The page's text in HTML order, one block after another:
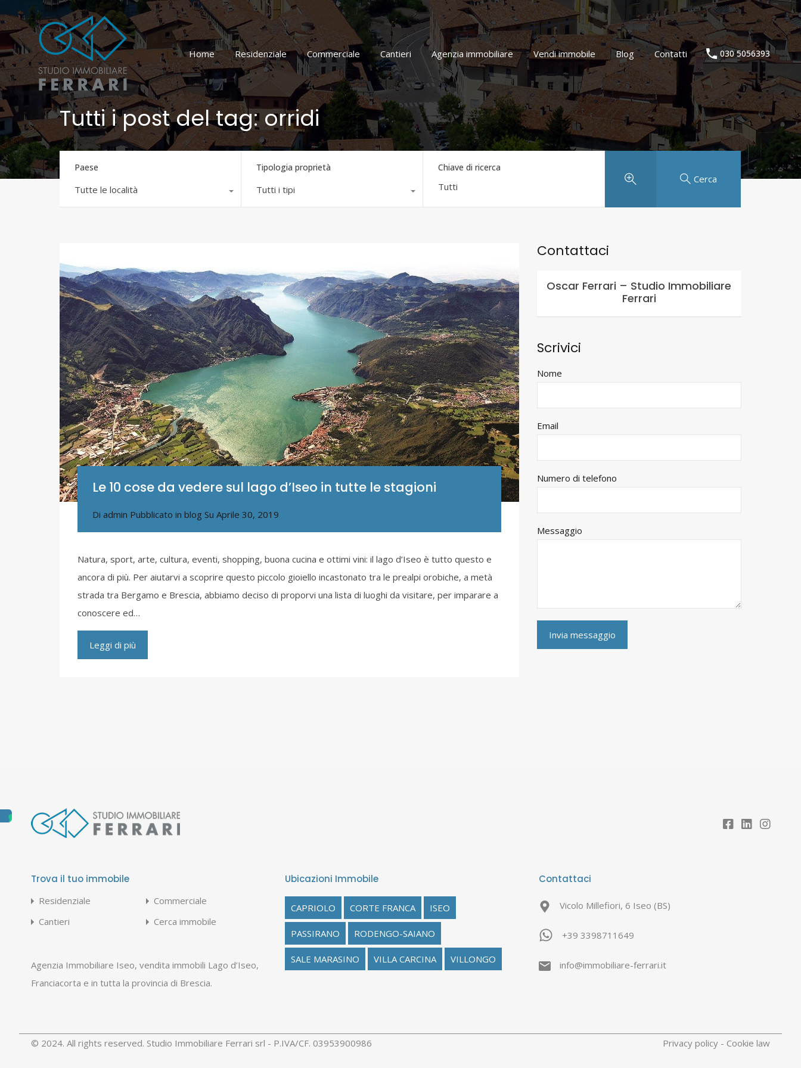
Home Residenziale Commerciale Cantieri Agenzia immobiliare Vendi immobile Blog
Contatti
Home
Residenziale Commerciale Cantieri Agenzia immobiliare Vendi immobile Blog Contatti 030 5056393
Tutti i post del tag: orridi
Paese
Tutte le località
Tipologia proprietà
Tutti i tipi
Chiave di ricerca
Cerca
Le 10 cose da vedere sul lago d’Iseo in tutte le stagioni
Di admin Pubblicato in blog Su Aprile 30, 2019
Natura, sport, arte, cultura, eventi, shopping, buona cucina e ottimi vini: il lago d’Iseo è tutto questo e
ancora di più. Per aiutarvi a scoprire questo piccolo gioiello incastonato tra le prealpi orobiche, a metà
strada tra Bergamo e Brescia, abbiamo deciso di proporvi una lista di luoghi da visitare, per imparare a
conoscere ed…
Leggi di più
Contattaci
Oscar Ferrari – Studio Immobiliare
Ferrari
Scrivici
Nome
Email
Numero di telefono
Messaggio
Trova il tuo immobile
Residenziale
Commerciale
Cantieri
Cerca immobile
Agenzia Immobiliare Iseo, vendita immobili Lago d’Iseo,
Franciacorta e in tutta la provincia di Brescia.
Ubicazioni Immobile
CAPRIOLO CORTE FRANCA ISEO
PASSIRANO RODENGO-SAIANO
SALE MARASINO VILLA CARCINA VILLONGO
Contattaci
Vicolo Millefiori, 6 Iseo (BS)
+39 3398711649
info@immobiliare-ferrari.it
© 2024. All rights reserved. Studio Immobiliare Ferrari srl - P.IVA/CF. 03953900986 Privacy policy - Cookie law